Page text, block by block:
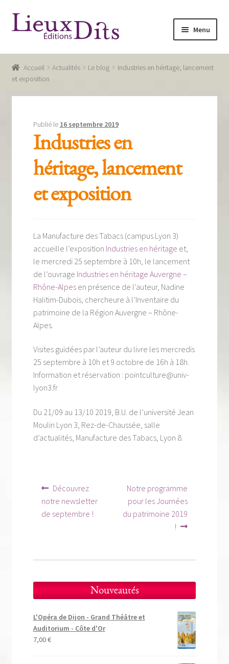
Aller
à
navigation
Aller
au
Menu
Accueil
Commande
Conditions générales de vente
Glossaire
Mentions légales / Données personnelles
Mon compte
Tous nos livres
La qualité Lieux Dits
Nous contacter
Qui sommes-nous ?
Les éditions Lieux Dits
Accueil Actualités Le blog
Industries en héritage, lancement
et exposition
Publié le 16 septembre 2019
Industries en
héritage, lancement
et exposition
La Manufacture des Tabacs (campus Lyon 3)
accueille l’exposition Industries en héritage et,
le mercredi 25 septembre à 10h, le lancement
de l’ouvrage Industries en héritage Auvergne –
Rhône-Alpesen présence de l’auteur, Nadine
Halitim-Dubois, chercheure à l’Inventaire du
patrimoine de la Région Auvergne – Rhône-
Alpes.
Visites guidées par l’auteur du livre les mercredis
25 septembre à 10h et 9 octobre de 16h à 18h.
Information et réservation : pointculture@univ-
lyon3.fr
Du 21/09 au 13/10 2019, B.U. de l’université Jean
Moulin Lyon 3, Rez-de-Chaussée, salle
d’actualités, Manufacture des Tabacs, Lyon 8.
Navigation
de
l’article
Article
précédent :
Découvrez
notre newsletter
de septembre !
Article
suivant :
Notre programme
pour les Journées
du patrimoine 2019
!
Nouveautés
L'Opéra de Dijon - Grand Théâtre et
Auditorium - Côte d'Or
7,00€